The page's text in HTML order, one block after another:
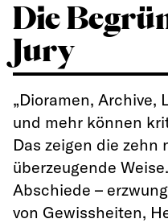
Die
Jury
„Dioramen, Archive,
und mehr können
Das zeigen die zehn
überzeugende
Abschiede –
von Gewissheiten,